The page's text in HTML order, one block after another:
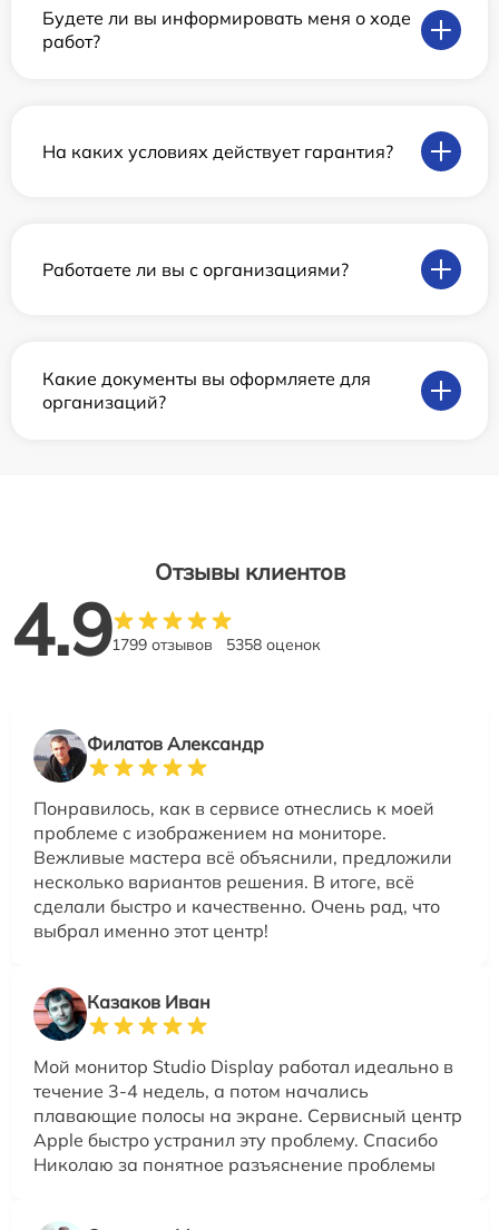
Будете ли вы информировать меня о ходе
работ?
На каких условиях действует гарантия?
Работаете ли вы с организациями?
Какие документы вы оформляете для
организаций?
Отзывы клиентов
4.91799 отзывов 5358 оценок
Филатов Александр
Понравилось, как в сервисе отнеслись к моей
проблеме с изображением на мониторе.
Вежливые мастера всё объяснили, предложили
несколько вариантов решения. В итоге, всё
сделали быстро и качественно. Очень рад, что
выбрал именно этот центр!
Казаков Иван
Мой монитор Studio Display работал идеально в
течение 3-4 недель, а потом начались
плавающие полосы на экране. Сервисный центр
Apple быстро устранил эту проблему. Спасибо
Николаю за понятное разъяснение проблемы